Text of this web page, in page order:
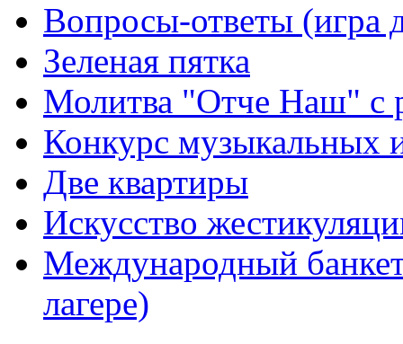
Вопросы-ответы (игра
Зеленая пятка
Молитва "Отче Наш" с
Конкурс музыкальных
Две квартиры
Искусство
Международный
лагере)